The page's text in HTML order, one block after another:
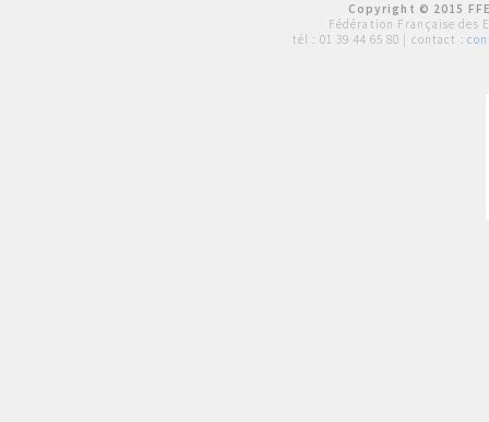
Copyright © 2015
Fédération Française des
tél : 01 39 44 65 80 | contact :